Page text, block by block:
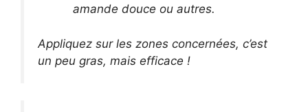
amande douce ou autres.
Appliquez sur les zones concernées, c’est
un peu gras, mais efficace !